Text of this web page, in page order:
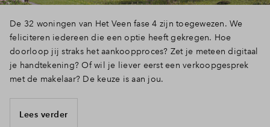
De 32 woningen van Het Veen fase 4 zijn toegewezen. We
feliciteren iedereen die een optie heeft gekregen. Hoe
doorloop jij straks het aankoopproces? Zet je meteen digitaal
je handtekening? Of wil je liever eerst een verkoopgesprek
met de makelaar? De keuze is aan jou.
Lees verder